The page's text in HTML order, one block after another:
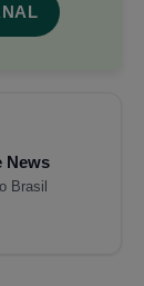
News
Brasil